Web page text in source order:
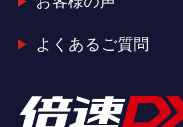
よくあるご質問